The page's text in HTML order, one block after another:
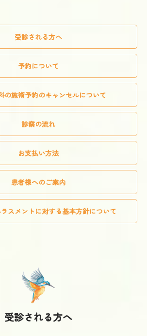
受診される方へ
予約について
の施術予約のキャンセルについて
診察の流れ
お支払い方法
患者様へのご案内
スメントに対する基本方針について
受診される方へ